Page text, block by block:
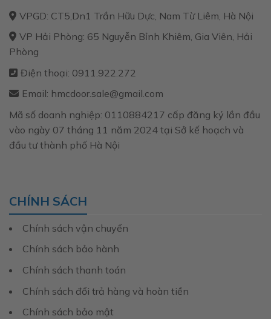
VPGD: CT5,Dn1 Trần Hữu Dực, Nam Từ Liêm, Hà Nội
VP Hải Phòng: 65 Nguyễn Bỉnh Khiêm, Gia Viên, Hải
Phòng
Điện thoại: 0911.922.272
Email: hmcdoor.sale@gmail.com
Mã số doanh nghiệp: 0110884217 cấp đăng ký lần đầu
vào ngày 07 tháng 11 năm 2024 tại Sở kế hoạch và
đầu tư thành phố Hà Nội
CHÍNH SÁCH
Chính sách vận chuyển
Chính sách bảo hành
Chính sách thanh toán
Chính sách đổi trả hàng và hoàn tiền
Chính sách bảo mật